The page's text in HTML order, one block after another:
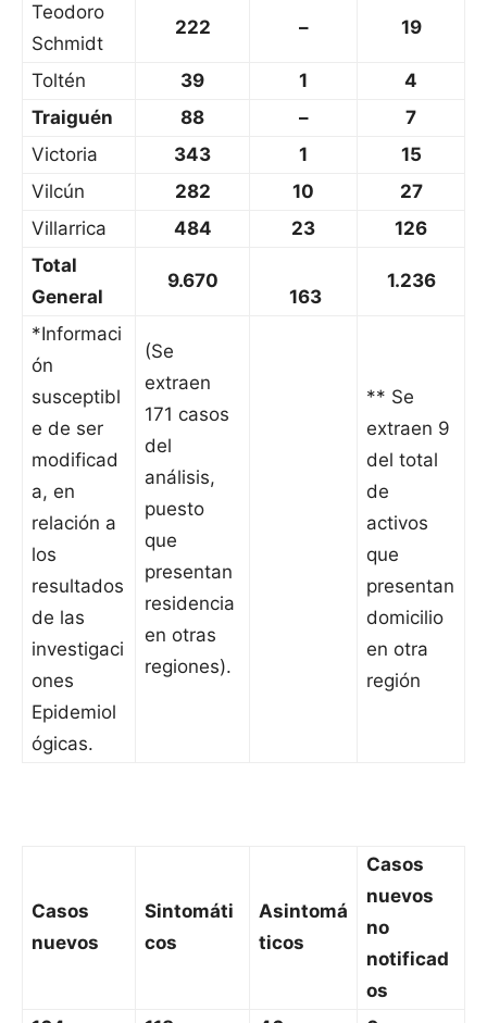
Teodoro
Schmidt
222 – 19
Toltén 39 1
4
Traiguén
88 –
7
Victoria
343 1
15
Vilcún
282 10
27
Villarrica
484 23
126
Total
General
9.670
163
1.236
*Informaci
ón
susceptibl
e de ser
modificad
a, en
relación a
los
resultados
de las
investigaci
ones
Epidemiol
ógicas.
(Se
extraen
171 casos
del
análisis,
puesto
que
presentan
residencia
en otras
regiones).
** Se
extraen 9
del total
de
activos
que
presentan
domicilio
en otra
región
Casos
nuevos
Sintomáti
cos
Asintomá
ticos
Casos
nuevos
no
notificad
os